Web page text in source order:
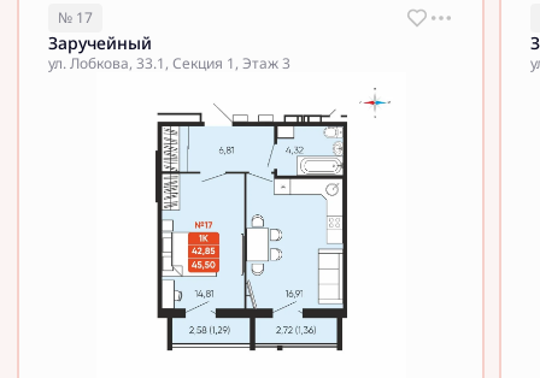
№ 17
Заручейный
ул. Лобкова, 33.1, Секция 1, Этаж 3